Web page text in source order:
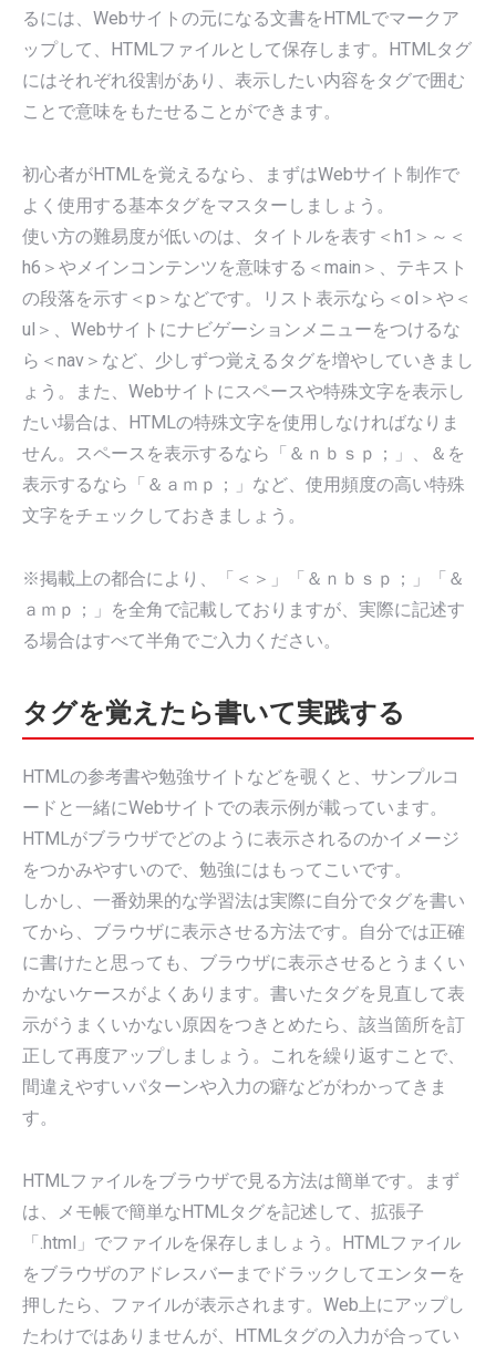
るには、Webサイトの元になる文書をHTMLでマークア
ップして、HTMLファイルとして保存します。HTMLタグ
にはそれぞれ役割があり、表示したい内容をタグで囲む
ことで意味をもたせることができます。
初心者がHTMLを覚えるなら、まずはWebサイト制作で
よく使用する基本タグをマスターしましょう。
使い方の難易度が低いのは、タイトルを表す＜h1＞～＜
h6＞やメインコンテンツを意味する＜main＞、テキスト
の段落を示す＜p＞などです。リスト表示なら＜ol＞や＜
ul＞、Webサイトにナビゲーションメニューをつけるな
ら＜nav＞など、少しずつ覚えるタグを増やしていきまし
ょう。また、Webサイトにスペースや特殊文字を表示し
たい場合は、HTMLの特殊文字を使用しなければなりま
せん。スペースを表示するなら「＆ｎｂｓｐ；」、＆を
表示するなら「＆ａｍｐ；」など、使用頻度の高い特殊
文字をチェックしておきましょう。
※掲載上の都合により、「＜＞」「＆ｎｂｓｐ；」「＆
ａｍｐ；」を全角で記載しておりますが、実際に記述す
る場合はすべて半角でご入力ください。
タグを覚えたら書いて実践する
HTMLの参考書や勉強サイトなどを覗くと、サンプルコ
ードと一緒にWebサイトでの表示例が載っています。
HTMLがブラウザでどのように表示されるのかイメージ
をつかみやすいので、勉強にはもってこいです。
しかし、一番効果的な学習法は実際に自分でタグを書い
てから、ブラウザに表示させる方法です。自分では正確
に書けたと思っても、ブラウザに表示させるとうまくい
かないケースがよくあります。書いたタグを見直して表
示がうまくいかない原因をつきとめたら、該当箇所を訂
正して再度アップしましょう。これを繰り返すことで、
間違えやすいパターンや入力の癖などがわかってきま
す。
HTMLファイルをブラウザで見る方法は簡単です。まず
は、メモ帳で簡単なHTMLタグを記述して、拡張子
「.html」でファイルを保存しましょう。HTMLファイル
をブラウザのアドレスバーまでドラックしてエンターを
押したら、ファイルが表示されます。Web上にアップし
たわけではありませんが、HTMLタグの入力が合ってい